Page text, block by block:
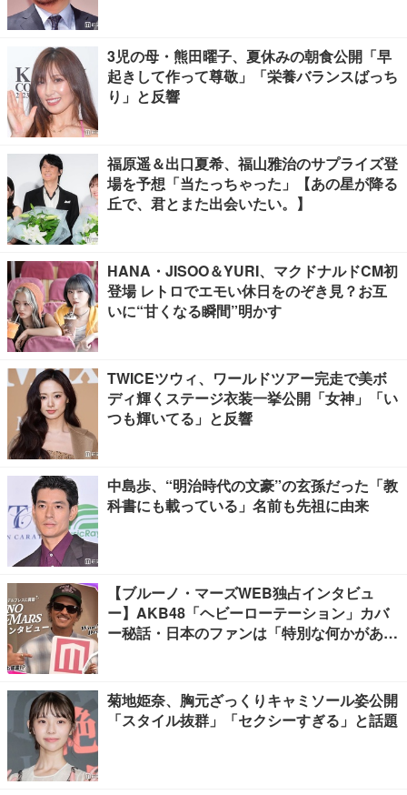
3児の母・熊田曜子、夏休みの朝食公開「早
起きして作って尊敬」「栄養バランスばっち
り」と反響
福原遥＆出口夏希、福山雅治のサプライズ登
場を予想「当たっちゃった」【あの星が降る
丘で、君とまた出会いたい。】
HANA・JISOO＆YURI、マクドナルドCM初
登場 レトロでエモい休日をのぞき見？お互
いに“甘くなる瞬間”明かす
TWICEツウィ、ワールドツアー完走で美ボ
ディ輝くステージ衣装一挙公開「女神」「い
つも輝いてる」と反響
中島歩、“明治時代の文豪”の玄孫だった「教
科書にも載っている」名前も先祖に由来
【ブルーノ・マーズWEB独占インタビュ
ー】AKB48「ヘビーローテーション」カバ
ー秘話・日本のファンは「特別な何かがあ
菊地姫奈、胸元ざっくりキャミソール姿公開
「スタイル抜群」「セクシーすぎる」と話題